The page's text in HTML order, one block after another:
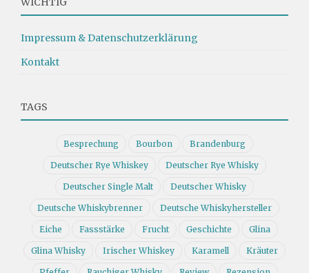
Impressum & Datenschutzerklärung
Kontakt
TAGS
Besprechung Bourbon Brandenburg
Deutscher Rye Whiskey Deutscher Rye Whisky
Deutscher Single Malt Deutscher Whisky
Deutsche Whiskybrenner Deutsche Whiskyhersteller
Eiche Fassstärke Frucht Geschichte Glina
Glina Whisky Irischer Whiskey Karamell Kräuter